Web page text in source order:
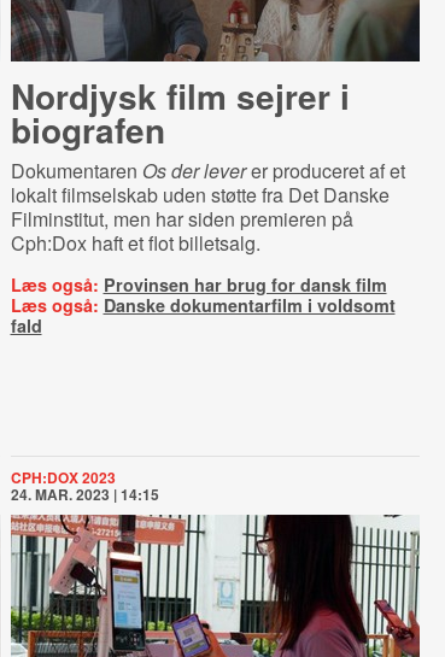
Nordjysk film sejrer i
biografen
Dokumentaren Os der leverer produceret af et
lokalt filmselskab uden støtte fra Det Danske
Filminstitut, men har siden premieren på
Cph:Dox haft et flot billetsalg.
Læs også: Provinsen har brug for dansk film
Læs også: Danske dokumentarfilm i voldsomt
fald
CPH:DOX 2023
24. MAR. 2023 | 14:15